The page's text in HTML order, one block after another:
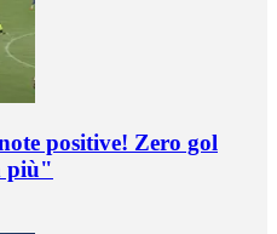
positive! Zero gol
più"